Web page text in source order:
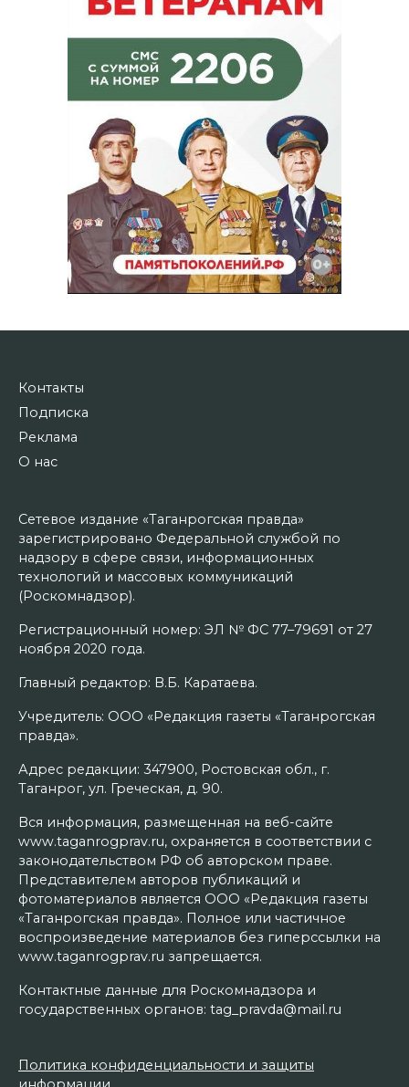
Контакты
Подписка
Реклама
О нас
Сетевое издание «Таганрогская правда»
зарегистрировано Федеральной службой по
надзору в сфере связи, информационных
технологий и массовых коммуникаций
(Роскомнадзор).
Регистрационный номер: ЭЛ № ФС 77–79691 от 27
ноября 2020 года.
Главный редактор: В.Б. Каратаева.
Учредитель: ООО «Редакция газеты «Таганрогская
правда».
Адрес редакции: 347900, Ростовская обл., г.
Таганрог, ул. Греческая, д. 90.
Вся информация, размещенная на веб-сайте
www.taganrogprav.ru, охраняется в соответствии с
законодательством РФ об авторском праве.
Представителем авторов публикаций и
фотоматериалов является ООО «Редакция газеты
«Таганрогская правда». Полное или частичное
воспроизведение материалов без гиперссылки на
www.taganrogprav.ru запрещается.
Контактные данные для Роскомнадзора и
государственных органов: tag_pravda@mail.ru
Политика конфиденциальности и защиты